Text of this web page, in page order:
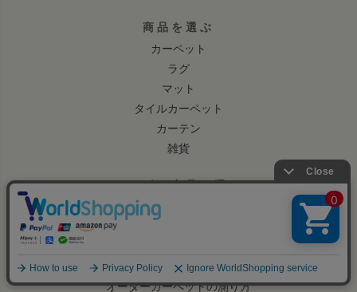
商品を選ぶ
カーペット
ラグ
マット
タイルカーペット
カーテン
雑貨
オーダー商品を選ぶ
オーダーカーペット・ラグ
オーダーカーテンの測り方
オーダーカーペットの測り方